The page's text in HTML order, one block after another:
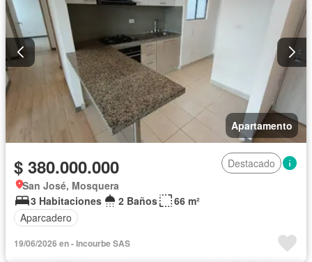
Apartamento
$ 380.000.000
Destacado
San José, Mosquera
3 Habitaciones
2 Baños
66 m²
Aparcadero
19/06/2026 en - Incourbe SAS